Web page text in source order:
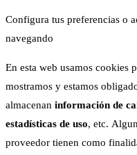
Configura tus preferencias o
navegando
En esta web usamos cookies
mostramos y estamos
almacenan información de
estadísticas de uso, etc.
proveedor tienen como